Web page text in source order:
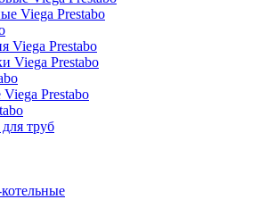
Viega Prestabo
Viega Prestabo
Viega Prestabo
Prestabo
труб